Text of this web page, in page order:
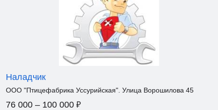
Наладчик
ООО "Птицефабрика Уссурийская". Улица Ворошилова 45
76 000 – 100 000 ₽